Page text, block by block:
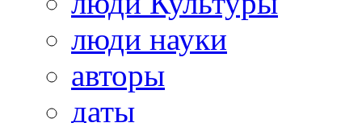
люди науки
авторы
даты